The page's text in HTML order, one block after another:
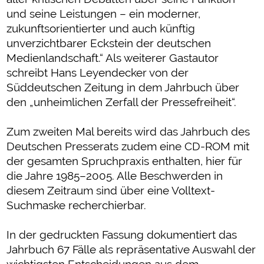
und seine Leistungen – ein moderner,
zukunftsorientierter und auch künftig
unverzichtbarer Eckstein der deutschen
Medienlandschaft.“ Als weiterer Gastautor
schreibt Hans Leyendecker von der
Süddeutschen Zeitung in dem Jahrbuch über
den „unheimlichen Zerfall der Pressefreiheit“.
Zum zweiten Mal bereits wird das Jahrbuch des
Deutschen Presserats zudem eine CD-ROM mit
der gesamten Spruchpraxis enthalten, hier für
die Jahre 1985–2005. Alle Beschwerden in
diesem Zeitraum sind über eine Volltext-
Suchmaske recherchierbar.
In der gedruckten Fassung dokumentiert das
Jahrbuch 67 Fälle als repräsentative Auswahl der